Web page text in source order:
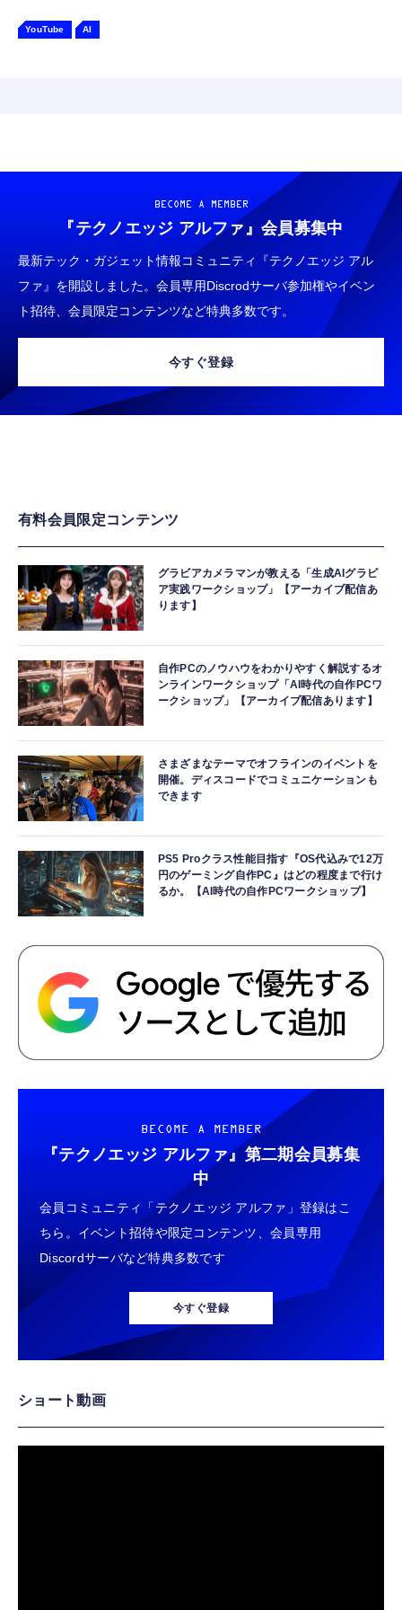
YouTube AI
BECOME A MEMBER
『テクノエッジ アルファ』 会員募集中
最新テック・ガジェット情報コミュニティ『テクノエッジ アル
ファ』を開設しました。会員専用Discrodサーバ参加権やイベン
ト招待、会員限定コンテンツなど特典多数です。
今すぐ登録
有料会員限定コンテンツ
グラビアカメラマンが教える「生成AIグラビ
ア実践ワークショップ」【アーカイブ配信あ
ります】
自作PCのノウハウをわかりやすく解説するオ
ンラインワークショップ「AI時代の自作PCワ
ークショップ」【アーカイブ配信あります】
さまざまなテーマでオフラインのイベントを
開催。ディスコードでコミュニケーションも
できます
PS5 Proクラス性能目指す『OS代込みで12万
円のゲーミング自作PC』はどの程度まで行け
るか。【AI時代の自作PCワークショップ】
BECOME A MEMBER
『テクノエッジ アルファ』 第二期会員募集
中
会員コミュニティ「テクノエッジ アルファ」登録はこ
ちら。イベント招待や限定コンテンツ、会員専用
Discordサーバなど特典多数です
今すぐ登録
ショート動画